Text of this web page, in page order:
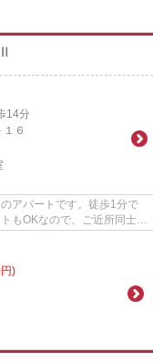
14分
１６
アパートです。徒歩1分で
もOKなので、ご近所同士の
)